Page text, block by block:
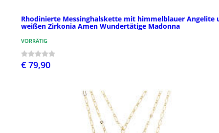
Rhodinierte Messinghalskette mit himmelblauer Angelite
weißen Zirkonia Amen Wundertätige Madonna
VORRÄTIG
€ 79,90